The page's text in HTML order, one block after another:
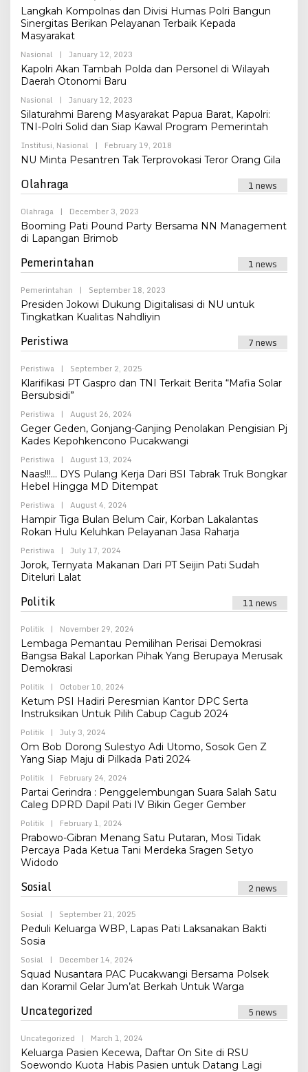
Admin
Langkah Kompolnas dan Divisi Humas Polri Bangun
Sinergitas Berikan Pelayanan Terbaik Kepada
Masyarakat
Nasional
| January 12, 2023
Admin
Kapolri Akan Tambah Polda dan Personel di Wilayah
Daerah Otonomi Baru
Nasional
| January 12, 2023
Admin
Silaturahmi Bareng Masyarakat Papua Barat, Kapolri:
TNI-Polri Solid dan Siap Kawal Program Pemerintah
Institusi, Nasional | February 19, 2018
Admin
NU Minta Pesantren Tak Terprovokasi Teror Orang Gila
Olahraga 1 news
Olahraga | December 3, 2023
Admin
Booming Pati Pound Party Bersama NN Management
di Lapangan Brimob
Pemerintahan 1 news
Pemerintahan | September 18, 2023
Admin
Presiden Jokowi Dukung Digitalisasi di NU untuk
Tingkatkan Kualitas Nahdliyin
Peristiwa 7 news
Peristiwa | September 2, 2025
Admin
Klarifikasi PT Gaspro dan TNI Terkait Berita “Mafia Solar
Bersubsidi”
Peristiwa
| August 26, 2024
Admin
Geger Geden, Gonjang-Ganjing Penolakan Pengisian Pj
Kades Kepohkencono Pucakwangi
Peristiwa
| August 13, 2024
Admin
Naas!!!… DYS Pulang Kerja Dari BSI Tabrak Truk Bongkar
Hebel Hingga MD Ditempat
Peristiwa
| August 4, 2024
Admin
Hampir Tiga Bulan Belum Cair, Korban Lakalantas
Rokan Hulu Keluhkan Pelayanan Jasa Raharja
Peristiwa
| July 17, 2024
Admin
Jorok, Ternyata Makanan Dari PT Seijin Pati Sudah
Diteluri Lalat
Politik 11 news
Politik | November 29, 2024
Admin
Lembaga Pemantau Pemilihan Perisai Demokrasi
Bangsa Bakal Laporkan Pihak Yang Berupaya Merusak
Demokrasi
Politik
| October 10, 2024
Admin
Ketum PSI Hadiri Peresmian Kantor DPC Serta
Instruksikan Untuk Pilih Cabup Cagub 2024
Politik
| July 3, 2024
Admin
Om Bob Dorong Sulestyo Adi Utomo, Sosok Gen Z
Yang Siap Maju di Pilkada Pati 2024
Politik
| February 24, 2024
Admin
Partai Gerindra : Penggelembungan Suara Salah Satu
Caleg DPRD Dapil Pati IV Bikin Geger Gember
Politik
| February 1, 2024
Admin
Prabowo-Gibran Menang Satu Putaran, Mosi Tidak
Percaya Pada Ketua Tani Merdeka Sragen Setyo
Widodo
Sosial 2 news
Sosial | September 21, 2025
Peduli Keluarga WBP, Lapas Pati Laksanakan Bakti
Sosia
Sosial
| December 14, 2024
Admin
Squad Nusantara PAC Pucakwangi Bersama Polsek
dan Koramil Gelar Jum’at Berkah Untuk Warga
Uncategorized 5 news
Uncategorized | March 1, 2024
Admin
Keluarga Pasien Kecewa, Daftar On Site di RSU
Soewondo Kuota Habis Pasien untuk Datang Lagi